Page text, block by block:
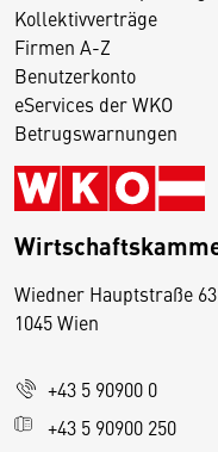
Kollektivverträge
Firmen A-Z
Benutzerkonto
eServices der WKO
Betrugswarnungen
Wiedner Hauptstraße 63
1045 Wien
+43 5 90900 0
+43 5 90900 250
D
s
e